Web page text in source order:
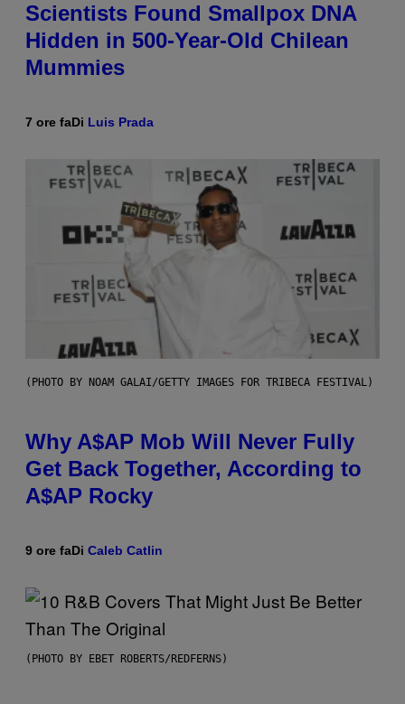
Scientists Found Smallpox DNA
Hidden in 500-Year-Old Chilean
Mummies
7 ore faDi Luis Prada
(PHOTO BY NOAM GALAI/GETTY IMAGES FOR TRIBECA FESTIVAL)
Why A$AP Mob Will Never Fully
Get Back Together, According to
A$AP Rocky
9 ore faDi Caleb Catlin
(PHOTO BY EBET ROBERTS/REDFERNS)